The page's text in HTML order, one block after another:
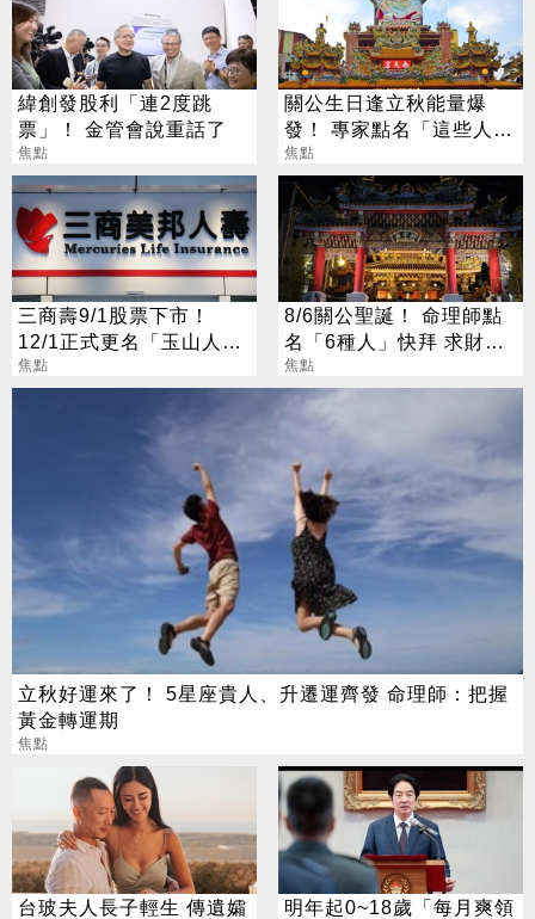
緯創發股利「連2度跳
票」！ 金管會說重話了
焦點
關公生日逢立秋能量爆
發！ 專家點名「這些人」
別亂拜
焦點
三商壽9/1股票下市！
12/1正式更名「玉山人
壽」
焦點
8/6關公聖誕！ 命理師點
名「6種人」快拜 求財求
職保平安
焦點
立秋好運來了！ 5星座貴人、升遷運齊發 命理師：把握
黃金轉運期
焦點
台玻夫人長子輕生 傳遺孀
明年起0~18歲「每月爽領